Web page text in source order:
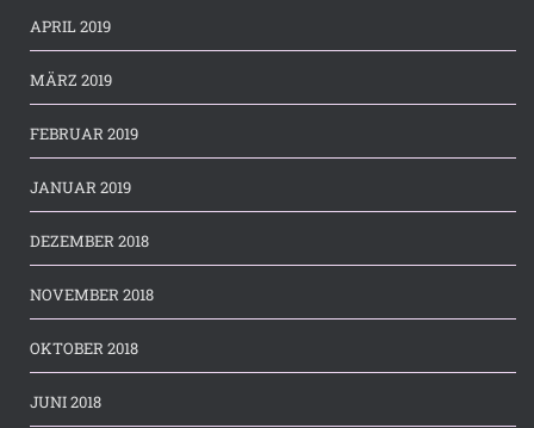
APRIL 2019
MÄRZ 2019
FEBRUAR 2019
JANUAR 2019
DEZEMBER 2018
NOVEMBER 2018
OKTOBER 2018
JUNI 2018